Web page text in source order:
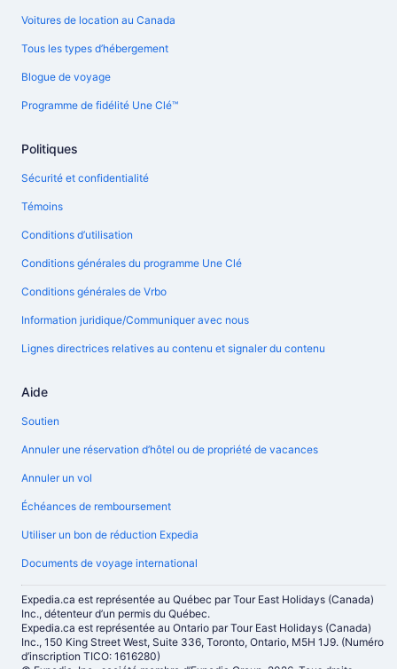
Voitures de location au Canada
Tous les types d’hébergement
Blogue de voyage
Programme de fidélité Une Clé™
Politiques
Sécurité et confidentialité
Témoins
Conditions d’utilisation
Conditions générales du programme Une Clé
Conditions générales de Vrbo
Information juridique/Communiquer avec nous
Lignes directrices relatives au contenu et signaler du contenu
Aide
Soutien
Annuler une réservation d’hôtel ou de propriété de vacances
Annuler un vol
Échéances de remboursement
Utiliser un bon de réduction Expedia
Documents de voyage international
Expedia.ca est représentée au Québec par Tour East Holidays (Canada)
Inc., détenteur d’un permis du Québec.
Expedia.ca est représentée au Ontario par Tour East Holidays (Canada)
Inc., 150 King Street West, Suite 336, Toronto, Ontario, M5H 1J9. (Numéro
d’inscription TICO: 1616280)